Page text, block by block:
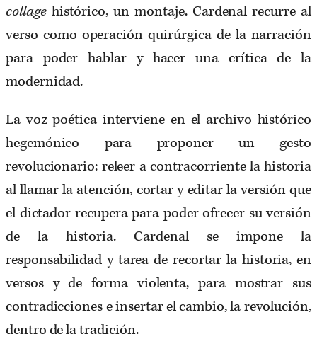
collagehistórico, un montaje. Cardenal recurre al
verso como operación quirúrgica de la narración
para poder hablar y hacer una crítica de la
modernidad.
La voz poética interviene en el archivo histórico
hegemónico para proponer un gesto
revolucionario: releer a contracorriente la historia
al llamar la atención, cortar y editar la versión que
el dictador recupera para poder ofrecer su versión
de la historia. Cardenal se impone la
responsabilidad y tarea de recortar la historia, en
versos y de forma violenta, para mostrar sus
contradicciones e insertar el cambio, la revolución,
dentro de la tradición.